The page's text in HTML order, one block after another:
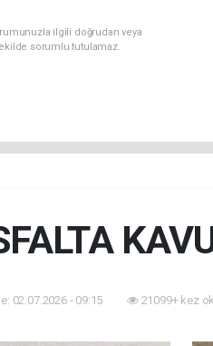
ilgili doğrudan veya
sorumlu tutulamaz.
02.07.2026 - 09:15 21099+ kez